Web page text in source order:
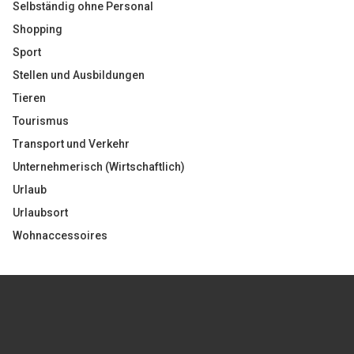
Selbständig ohne Personal
Shopping
Sport
Stellen und Ausbildungen
Tieren
Tourismus
Transport und Verkehr
Unternehmerisch (Wirtschaftlich)
Urlaub
Urlaubsort
Wohnaccessoires